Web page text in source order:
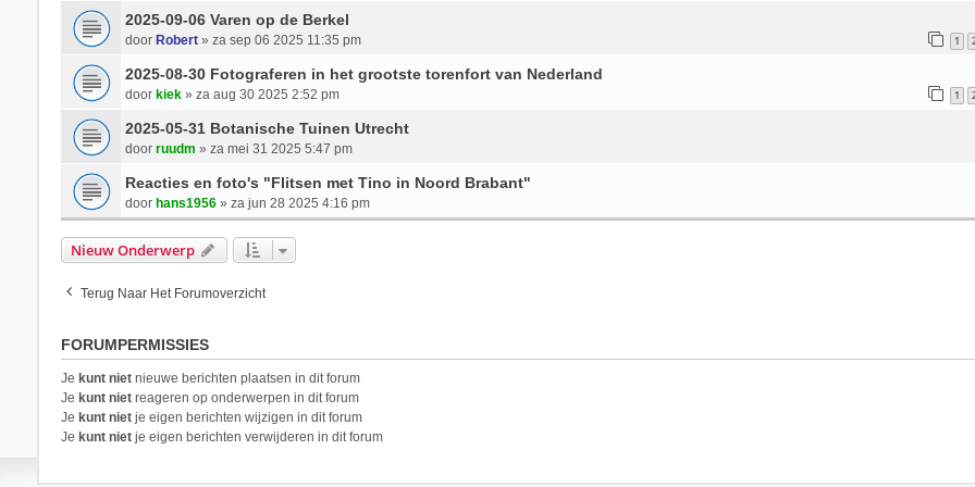
2025-09-06 Varen op de Berkel
door Robert» za sep 06 2025 11:35 pm 1
2025-08-30 Fotograferen in het grootste torenfort van Nederland
door kiek» za aug 30 2025 2:52 pm 1
2025-05-31 Botanische Tuinen Utrecht
door ruudm » za mei 31 2025 5:47 pm
Reacties en foto's "Flitsen met Tino in Noord Brabant"
door hans1956» za jun 28 2025 4:16 pm
Nieuw Onderwerp
Terug Naar Het Forumoverzicht
FORUMPERMISSIES
Je kunt nietnieuwe berichten plaatsen in dit forum
Je kunt nietreageren op onderwerpen in dit forum
Je kunt nietje eigen berichten wijzigen in dit forum
Je kunt nietje eigen berichten verwijderen in dit forum